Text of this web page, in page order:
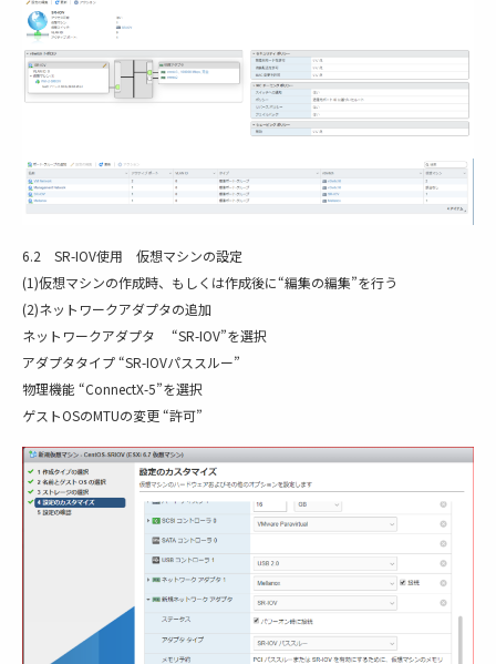
6.2 SR-IOV使用 仮想マシンの設定
(1)仮想マシンの作成時、もしくは作成後に“編集の編集”を行う
(2)ネットワークアダプタの追加
ネットワークアダプタ “SR-IOV”を選択
アダプタタイプ “SR-IOVパススルー”
物理機能 “ConnectX-5”を選択
ゲストOSのMTUの変更 “許可”